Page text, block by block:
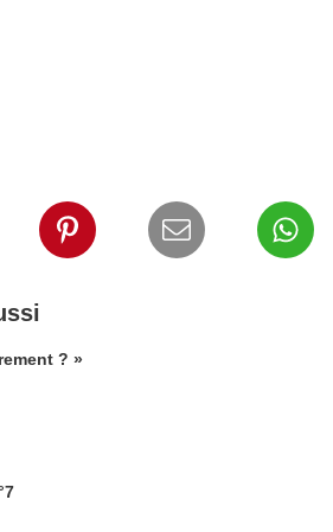
? »